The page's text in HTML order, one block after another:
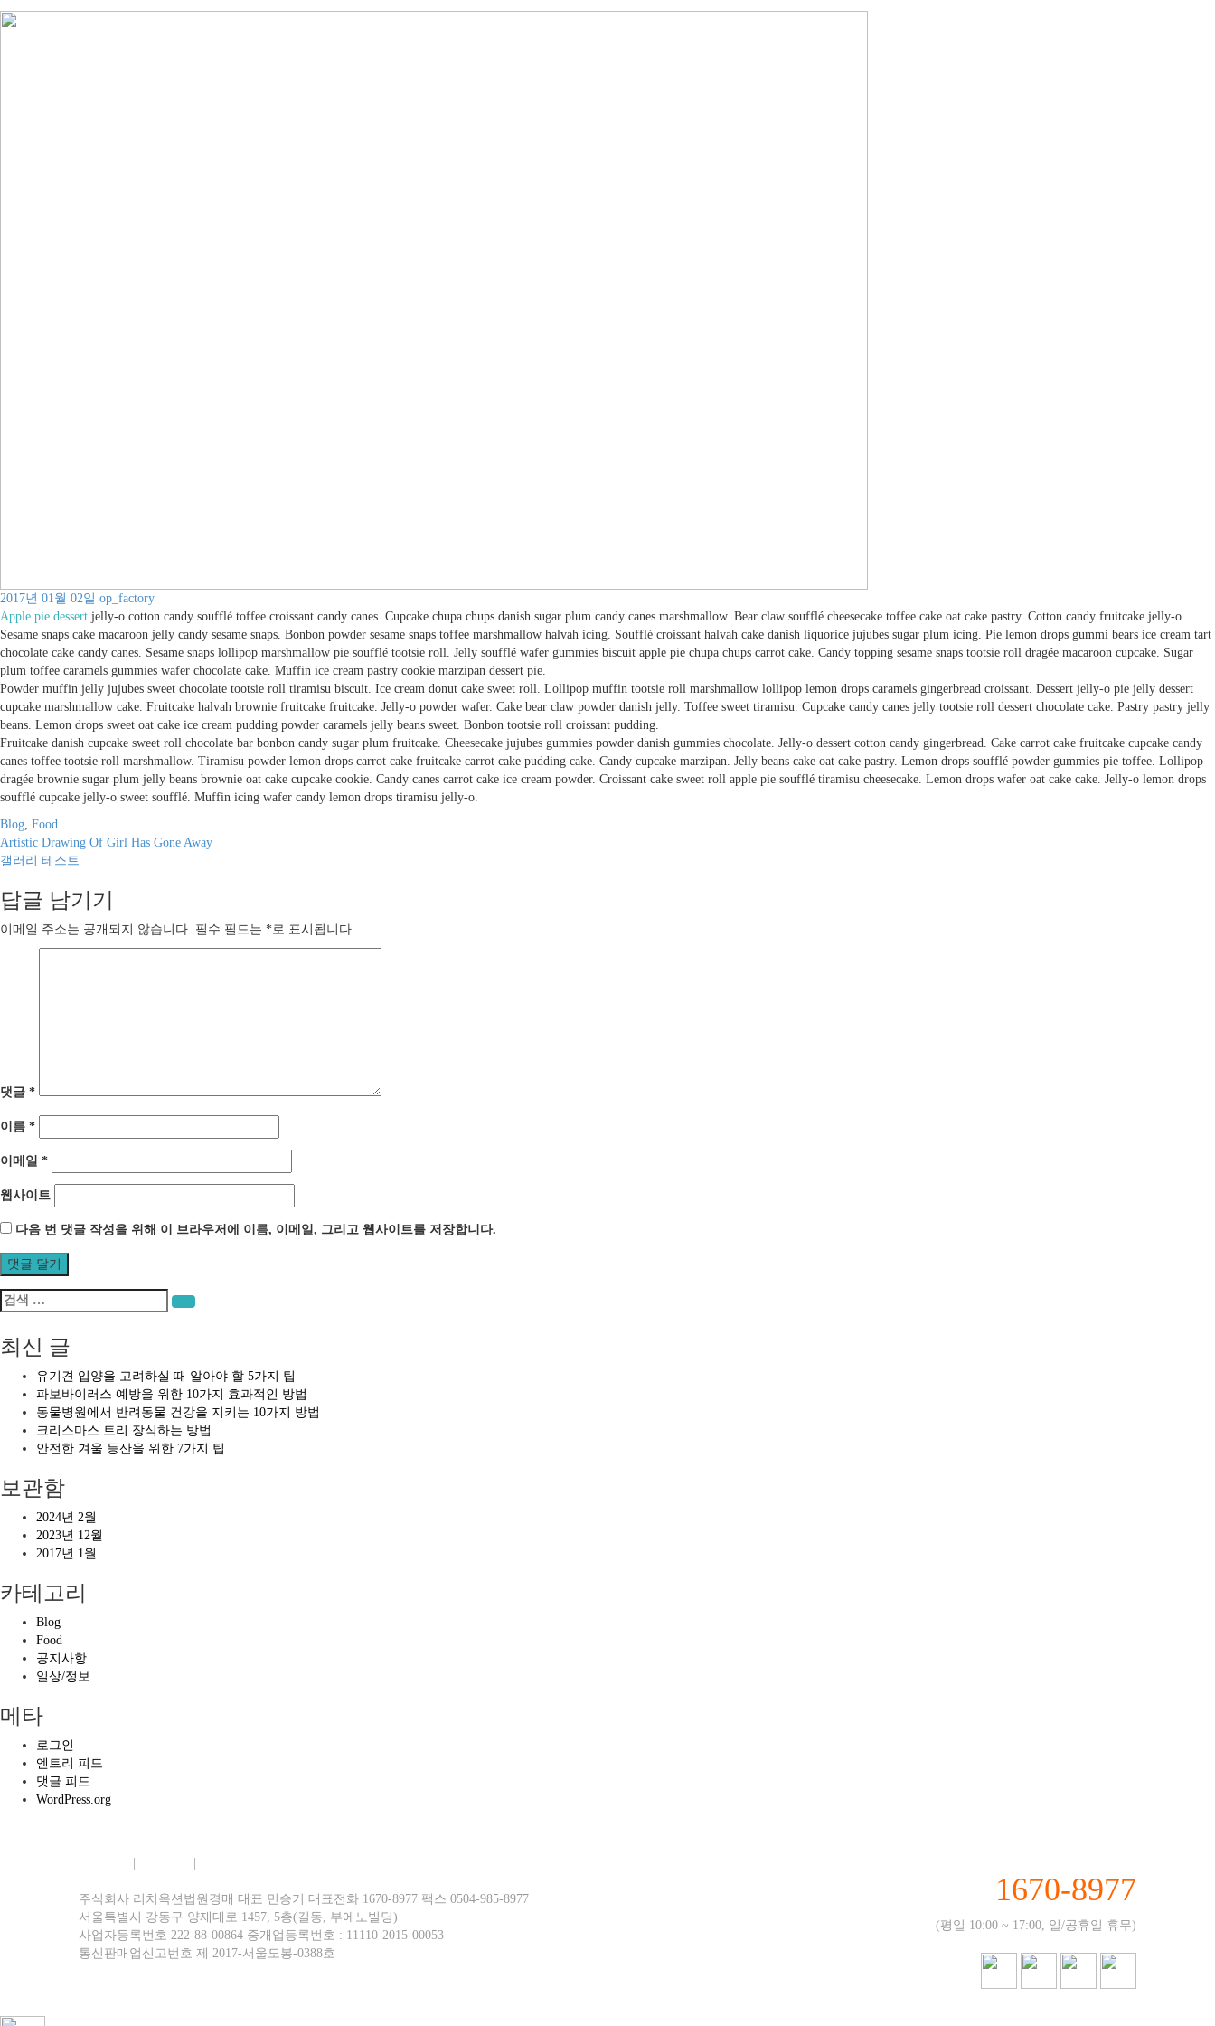
2017년 01월 02일 op_factory
Apple pie dessert jelly-o cotton candy soufflé toffee croissant candy canes. Cupcake chupa chups danish sugar plum candy canes marshmallow. Bear claw soufflé cheesecake toffee cake oat cake pastry. Cotton candy fruitcake jelly-o.
Sesame snaps cake macaroon jelly candy sesame snaps. Bonbon powder sesame snaps toffee marshmallow halvah icing. Soufflé croissant halvah cake danish liquorice jujubes sugar plum icing. Pie lemon drops gummi bears ice cream tart
chocolate cake candy canes. Sesame snaps lollipop marshmallow pie soufflé tootsie roll. Jelly soufflé wafer gummies biscuit apple pie chupa chups carrot cake. Candy topping sesame snaps tootsie roll dragée macaroon cupcake. Sugar
plum toffee caramels gummies wafer chocolate cake. Muffin ice cream pastry cookie marzipan dessert pie.
Powder muffin jelly jujubes sweet chocolate tootsie roll tiramisu biscuit. Ice cream donut cake sweet roll. Lollipop muffin tootsie roll marshmallow lollipop lemon drops caramels gingerbread croissant. Dessert jelly-o pie jelly dessert
cupcake marshmallow cake. Fruitcake halvah brownie fruitcake fruitcake. Jelly-o powder wafer. Cake bear claw powder danish jelly. Toffee sweet tiramisu. Cupcake candy canes jelly tootsie roll dessert chocolate cake. Pastry pastry jelly
beans. Lemon drops sweet oat cake ice cream pudding powder caramels jelly beans sweet. Bonbon tootsie roll croissant pudding.
Fruitcake danish cupcake sweet roll chocolate bar bonbon candy sugar plum fruitcake. Cheesecake jujubes gummies powder danish gummies chocolate. Jelly-o dessert cotton candy gingerbread. Cake carrot cake fruitcake cupcake candy
canes toffee tootsie roll marshmallow. Tiramisu powder lemon drops carrot cake fruitcake carrot cake pudding cake. Candy cupcake marzipan. Jelly beans cake oat cake pastry. Lemon drops soufflé powder gummies pie toffee. Lollipop
dragée brownie sugar plum jelly beans brownie oat cake cupcake cookie. Candy canes carrot cake ice cream powder. Croissant cake sweet roll apple pie soufflé tiramisu cheesecake. Lemon drops wafer oat cake cake. Jelly-o lemon drops
soufflé cupcake jelly-o sweet soufflé. Muffin icing wafer candy lemon drops tiramisu jelly-o.
Blog, Food
글
비
게
Artistic Drawing Of Girl Has Gone Away
갤러리 테스트
답글 남기기
이메일 주소는 공개되지 않습니다. 필수 필드는 *로 표시됩니다
댓글 *
이름 *
이메일 *
웹사이트
다음 번 댓글 작성을 위해 이 브라우저에 이름, 이메일, 그리고 웹사이트를 저장합니다.
검
색:
검색
최신 글
유기견 입양을 고려하실 때 알아야 할 5가지 팁
파보바이러스 예방을 위한 10가지 효과적인 방법
동물병원에서 반려동물 건강을 지키는 10가지 방법
크리스마스 트리 장식하는 방법
안전한 겨울 등산을 위한 7가지 팁
보관함
2024년 2월
2023년 12월
2017년 1월
카테고리
Blog
Food
공지사항
일상/정보
메타
로그인
엔트리 피드
댓글 피드
WordPress.org
주식회사 리치옥션법원경매 대표 민승기 대표전화 1670-8977 팩스 0504-985-8977
서울특별시 강동구 양재대로 1457, 5층(길동, 부에노빌딩)
사업자등록번호 222-88-00864 중개업등록번호 : 11110-2015-00053
통신판매업신고번호 제 2017-서울도봉-0388호
1670-8977
(평일 10:00 ~ 17:00, 일/공휴일 휴무)